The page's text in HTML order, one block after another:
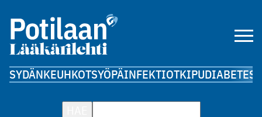
SYDÄNKEUHKOTSYÖPÄINFEKTIOTKIPUDIABETES